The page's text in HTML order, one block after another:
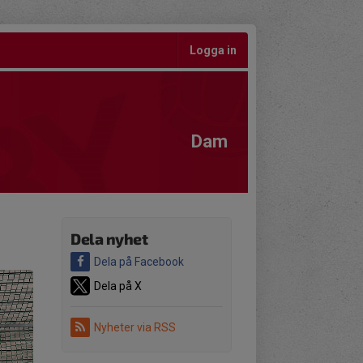
Logga in
Dam
Dela nyhet
Dela på Facebook
Dela på X
Nyheter via RSS